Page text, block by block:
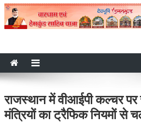
राजस्थान में वीआईपी कल्चर पर
मंत्रियों का ट्रैफिक नियमों से